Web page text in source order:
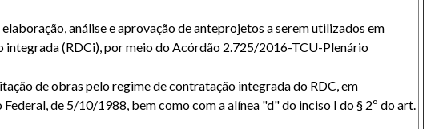
análise e aprovação de anteprojetos a serem utilizados em
(RDCi), por meio do Acórdão 2.725/2016-TCU-Plenário
de obras pelo regime de contratação integrada do RDC, em
de 5/10/1988, bem como com a alínea "d" do inciso I do § 2º do art.